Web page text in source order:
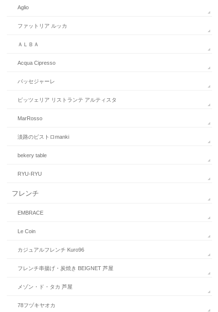
Aglio
ファットリア ルッカ
ＡＬＢＡ
Acqua Cipresso
パッセジャーレ
ピッツェリア リストランテ アルティスタ
MarRosso
淡路のビストロmanki
bekery table
RYU-RYU
フレンチ
EMBRACE
Le Coin
カジュアルフレンチ Kuro96
フレンチ串揚げ・炭焼き BEIGNET 芦屋
メゾン・ド・タカ 芦屋
78フヅキヤオカ